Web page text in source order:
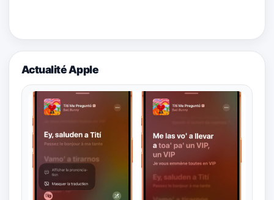
Actualité Apple